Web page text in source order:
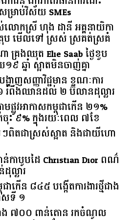
រាប់​វិស័យ​ ​SMEs​
កស្រី ហុង ដានី អគ្គ​នាយិកា​
ប មើលទៅ ស្រស់ ស្រគត់ស្រគំ
រងឈុត Elie Saab ថ្ងៃខួប
ឆ្នាំ ស្អាតមិនចាញ់គ្នា
ហាញ​សញ្ញា​វិជ្ជមាន​ ​ខណៈ​ការ​
រំពឹង​ឈានដល់​ ​២​ ​ប៊ីលាន​ដុល្លារ​
ផ្លូវអាកាសកម្ពុជាកើន ២១%
ះ ៩% ក្នុងរយៈពេល ៧ខែ
ពិតជាស្រស់ស្អាត និងជាយីហោ
ន់កាបូបដៃ Christian Dior ពណ៌
ល្លារ
កើន​ ​៨៤៥​ ​បង្កើត​ការងារ​ថ្មី​ជាង​
ស​ទី ​១​
ជាង ៧០០ ពាន់តោន រកចំណូល